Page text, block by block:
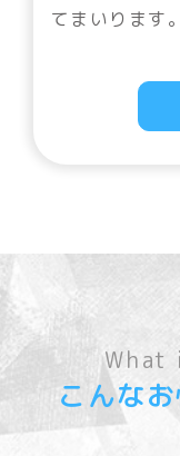
てまいります。
What
こんな